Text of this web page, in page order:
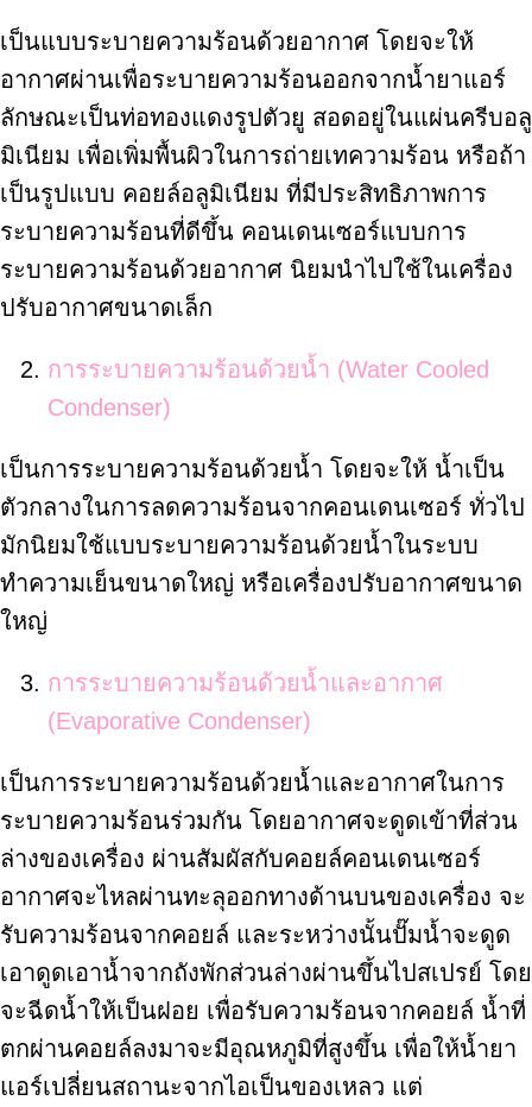
เป็นแบบระบายความร้อนด้วยอากาศ โดยจะให้
อากาศผ่านเพื่อระบายความร้อนออกจากน้ำยาแอร์
ลักษณะเป็นท่อทองแดงรูปตัวยู สอดอยู่ในแผ่นครีบอลู
มิเนียม เพื่อเพิ่มพื้นผิวในการถ่ายเทความร้อน หรือถ้า
เป็นรูปแบบ คอยล์อลูมิเนียม ที่มีประสิทธิภาพการ
ระบายความร้อนที่ดีขึ้น คอนเดนเซอร์แบบการ
ระบายความร้อนด้วยอากาศ นิยมนำไปใช้ในเครื่อง
ปรับอากาศขนาดเล็ก
การระบายความร้อนด้วยน้ำ (Water Cooled
Condenser)
เป็นการระบายความร้อนด้วยน้ำ โดยจะให้ น้ำเป็น
ตัวกลางในการลดความร้อนจากคอนเดนเซอร์ ทั่วไป
มักนิยมใช้แบบระบายความร้อนด้วยน้ำในระบบ
ทำความเย็นขนาดใหญ่ หรือเครื่องปรับอากาศขนาด
ใหญ่
การระบายความร้อนด้วยน้ำและอากาศ
(Evaporative Condenser)
เป็นการระบายความร้อนด้วยน้ำและอากาศในการ
ระบายความร้อนร่วมกัน โดยอากาศจะดูดเข้าที่ส่วน
ล่างของเครื่อง ผ่านสัมผัสกับคอยล์คอนเดนเซอร์
อากาศจะไหลผ่านทะลุออกทางด้านบนของเครื่อง จะ
รับความร้อนจากคอยล์ และระหว่างนั้นปั๊มน้ำจะดูด
เอาดูดเอาน้ำจากถังพักส่วนล่างผ่านขึ้นไปสเปรย์ โดย
จะฉีดน้ำให้เป็นฝอย เพื่อรับความร้อนจากคอยล์ น้ำที่
ตกผ่านคอยล์ลงมาจะมีอุณหภูมิที่สูงขึ้น เพื่อให้น้ำยา
แอร์เปลี่ยนสถานะจากไอเป็นของเหลว แต่